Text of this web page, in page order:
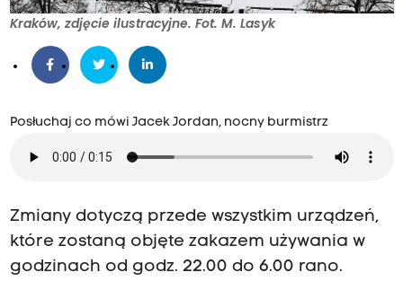
Kraków, zdjęcie ilustracyjne. Fot. M. Lasyk
Posłuchaj co mówi Jacek Jordan, nocny burmistrz
Zmiany dotyczą przede wszystkim urządzeń,
które zostaną objęte zakazem używania w
godzinach od godz. 22.00 do 6.00 rano.